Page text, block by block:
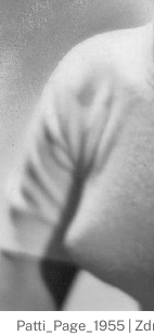
Patti_Page_1955 |